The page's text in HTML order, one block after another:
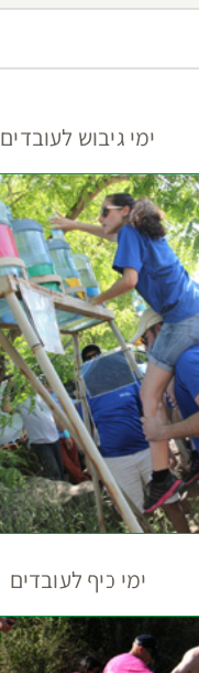
ימי גיבוש לעובדים
ימי כיף לעובדים